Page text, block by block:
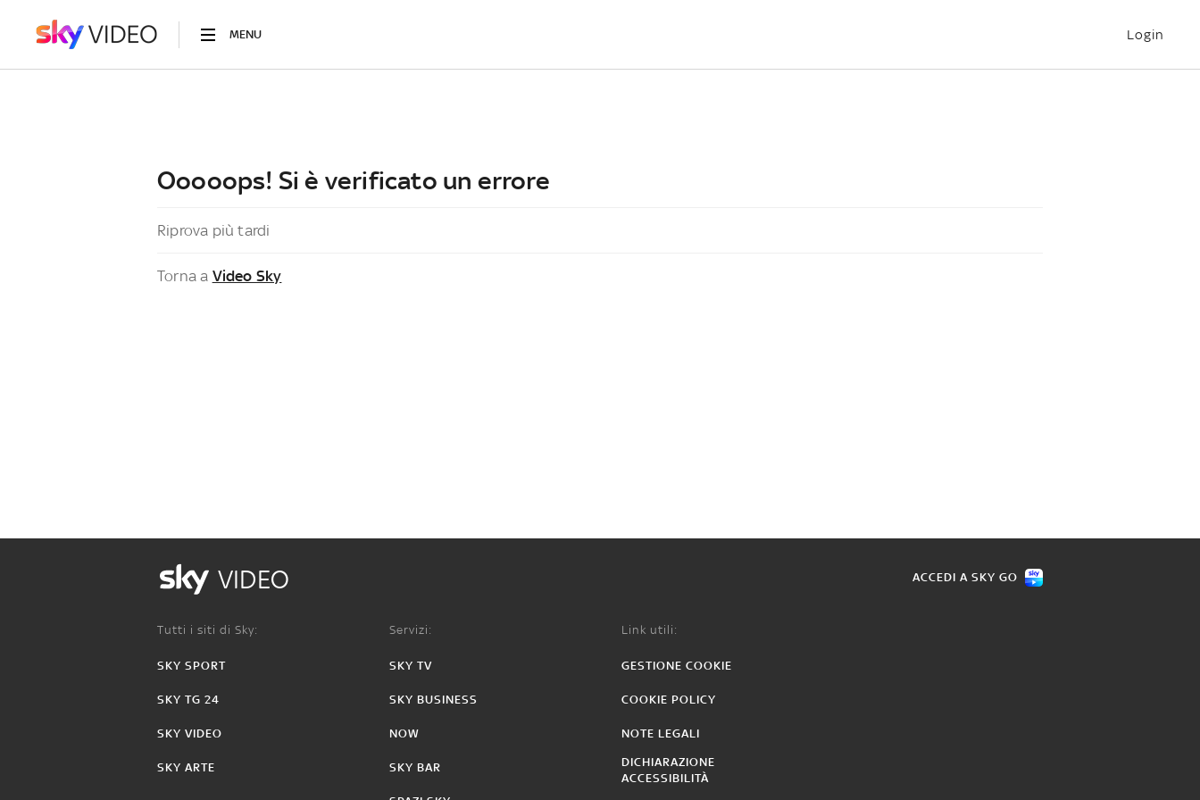
MENU Login
Ooooops! Si è verificato un errore
Riprova più tardi
Torna a Video Sky
VIDEO ACCEDI A SKY GO
Tutti i siti di Sky:
SKY SPORT
SKY TG 24
SKY VIDEO
SKY ARTE
Servizi:
SKY TV
SKY BUSINESS
NOW
SKY BAR
Link utili:
GESTIONE COOKIE
COOKIE POLICY
NOTE LEGALI
DICHIARAZIONE
ACCESSIBILITÀ